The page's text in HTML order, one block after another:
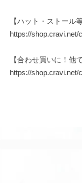
【ハット・ストール
https://shop.cravi.net/
【合わせ買いに！他
https://shop.cravi.net/